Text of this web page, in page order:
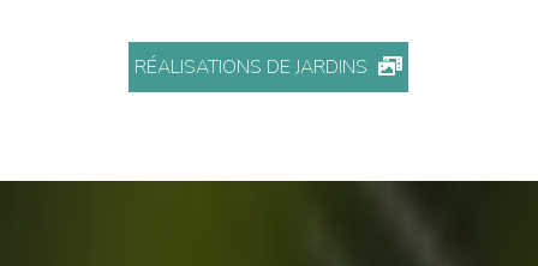
RÉALISATIONS DE JARDINS